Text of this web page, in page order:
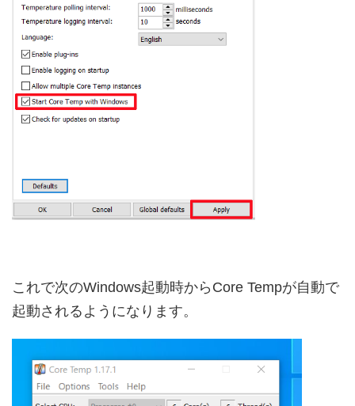
これで次のWindows起動時からCore Tempが自動で
起動されるようになります。